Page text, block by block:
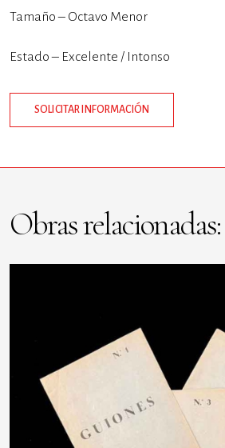
Tamaño – Octavo Menor
Estado – Excelente / Intonso
SOLICITAR INFORMACIÓN
Obras relacionadas: